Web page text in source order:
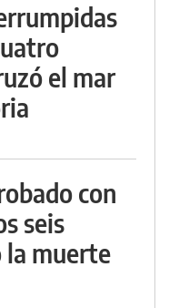
el mar
con
seis
la muerte